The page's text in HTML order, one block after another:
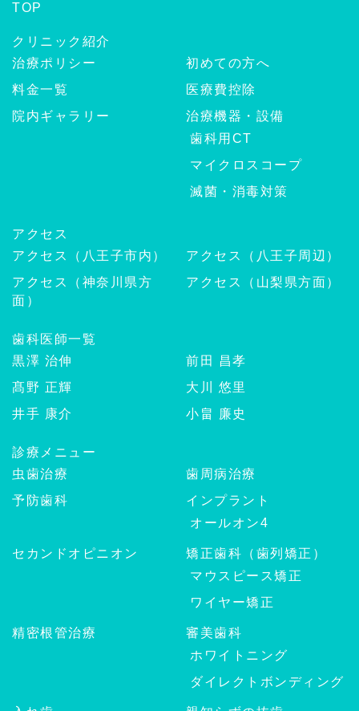
TOP
クリニック紹介
治療ポリシー
初めての方へ
料金一覧
医療費控除
院内ギャラリー
治療機器・設備
歯科用CT
マイクロスコープ
滅菌・消毒対策
アクセス
アクセス（八王子市内）
アクセス（八王子周辺）
アクセス（神奈川県方
面）
アクセス（山梨県方面）
歯科医師一覧
黒澤 治伸
前田 昌孝
髙野 正輝
大川 悠里
井手 康介
小畠 廉史
診療メニュー
虫歯治療
歯周病治療
予防歯科
インプラント
オールオン4
セカンドオピニオン
矯正歯科（歯列矯正）
マウスピース矯正
ワイヤー矯正
精密根管治療
審美歯科
ホワイトニング
ダイレクトボンディング